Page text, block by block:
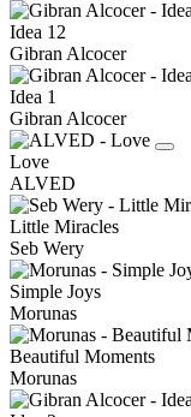
Idea 12
Gibran Alcocer
Idea 1
Gibran Alcocer
Love
ALVED
Little Miracles
Seb Wery
Simple Joys
Morunas
Beautiful Moments
Morunas